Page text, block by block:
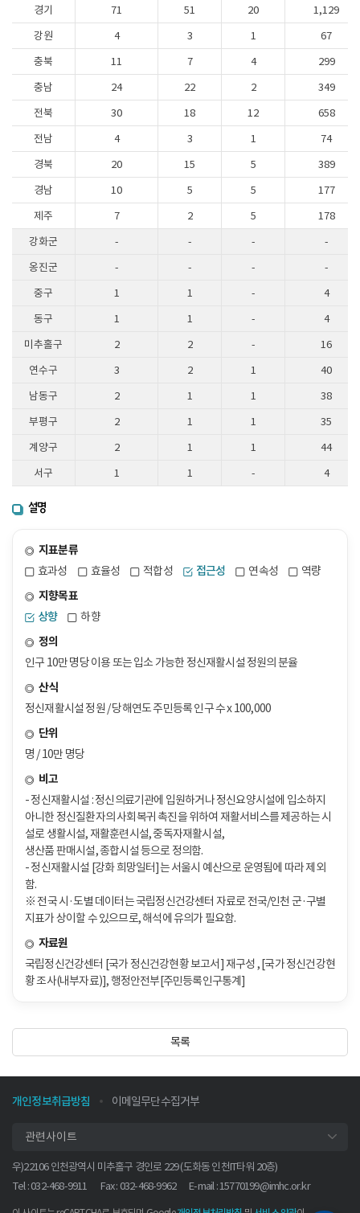
경기
71 51 20
1,129
강원
4 3 1
67
충북
11 7 4
299
충남
24 22 2
349
전북
30 18 12
658
전남
4 3 1
74
경북
20 15 5
389
경남
10 5 5
177
제주
7 2 5
178
강화군
- - -
-
옹진군
- - -
-
중구
1 1 -
4
동구
1 1 -
4
미추홀구
2 2 -
16
연수구
3 2 1
40
남동구
2 1 1
38
부평구
2 1 1
35
계양구
2 1 1
44
서구
1 1 - 4
설명
지표분류
효과성
효율성 적합성 접근성 연속성
역량
지향목표
상향
하향
정의
인구 10만 명당 이용 또는 입소 가능한 정신재활시설 정원의 분율
산식
정신재활시설 정원 / 당해연도 주민등록 인구 수 x 100,000
단위
명 / 10만 명당
비고
- 정신재활시설 : 정신의료기관에 입원하거나 정신요양시설에 입소하지
아니한 정신질환자의 사회복귀 촉진을 위하여 재활서비스를 제공하는 시
설로 생활시설, 재활훈련시설, 중독자재활시설,
생산품 판매시설, 종합시설 등으로 정의함.
- 정신재활시설 [강화 희망일터]는 서울시 예산으로 운영됨에 따라 제외
함.
※ 전국 시·도별 데이터는 국립정신건강센터 자료로 전국/인천 군·구별
지표가 상이할 수 있으므로, 해석에 유의가 필요함.
자료원
국립정신건강센터 [국가 정신건강현황 보고서] 재구성 , [국가 정신건강현
황 조사(내부자료)], 행정안전부[주민등록인구통계]
목록
개인정보취급방침 이메일무단수집거부
관련사이트
우)22106 인천광역시 미추홀구 경인로 229 (도화동 인천IT타워 20층)
Tel : 032-468-9911
Fax : 032-468-9962 E-mail :15770199@imhc.or.kr